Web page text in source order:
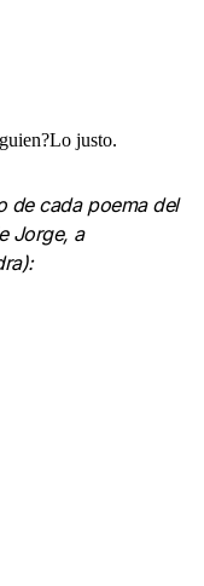
justo.‍
de cada poema del
Jorge, a